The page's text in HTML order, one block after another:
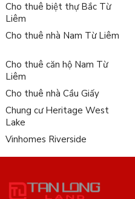
Cho thuê biệt thự Bắc Từ
Liêm
Cho thuê nhà Nam Từ Liêm
Cho thuê căn hộ Nam Từ
Liêm
Cho thuê nhà Cầu Giấy
Chung cư Heritage West
Lake
Vinhomes Riverside